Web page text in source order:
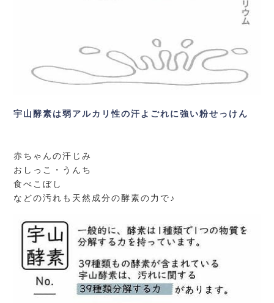
宇山酵素は弱アルカリ性の汗よごれに強い粉せっけん
赤ちゃんの汗じみ
おしっこ・うんち
食べこぼし
などの汚れも天然成分の酵素の力で♪